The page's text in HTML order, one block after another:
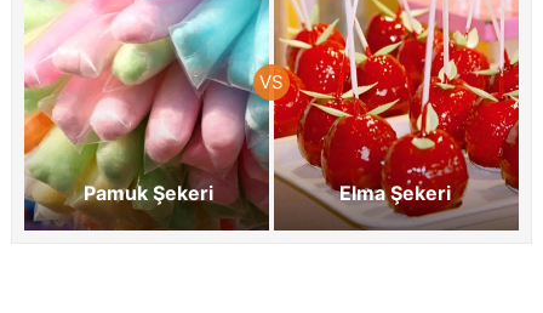
Pamuk Şekeri Elma Şekeri